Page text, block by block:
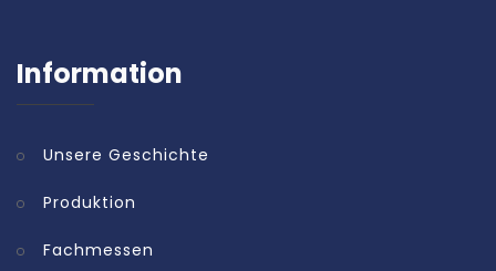
Information
Unsere Geschichte
Produktion
Fachmessen